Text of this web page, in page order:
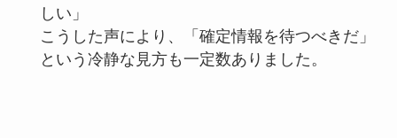
しい」
こうした声により、「確定情報を待つべきだ」
という冷静な見方も一定数ありました。